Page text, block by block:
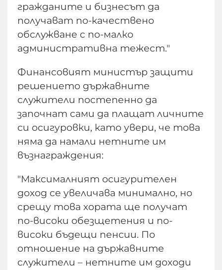
гражданите и бизнесът да
получават по-качествено
обслужване с по-малко
административна тежест."
Финансовият министър защити
решението държавните
служители постепенно да
започнат сами да плащат личните
си осигуровки, като увери, че това
няма да намали нетните им
възнаграждения:
"Максималният осигурителен
доход се увеличава минимално, но
срещу това хората ще получат
по-високи обезщетения и по-
високи бъдещи пенсии. По
отношение на държавните
служители – нетните им доходи